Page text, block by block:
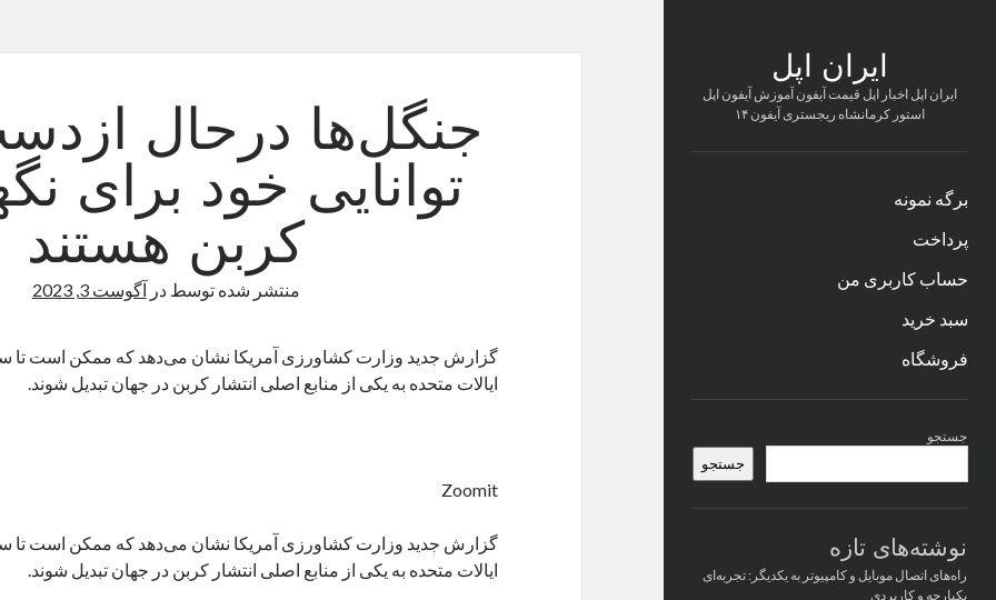
ایران اپل
ایران اپل اخبار اپل قیمت آیفون آموزش آیفون اپل
استور کرمانشاه ریجستری آیفون ۱۴
برگه نمونه
پرداخت
حساب کاربری من
سبد خرید
فروشگاه
کناری
جستجو
جستجو
نوشته‌های تازه
راه‌های اتصال موبایل و کامپیوتر به یکدیگر: تجربه‌ای
یکپارچه و کاربردی
جنگل‌ها درحال
توانایی خود برای
کربن هستند
منتشر شده توسطدرآگوست 3, 2023
ایالات متحده به یکی از منابع اصلی انتشار کربن در جهان تبدیل شوند.
Zoomit
ایالات متحده به یکی از منابع اصلی انتشار کربن در جهان تبدیل شوند.